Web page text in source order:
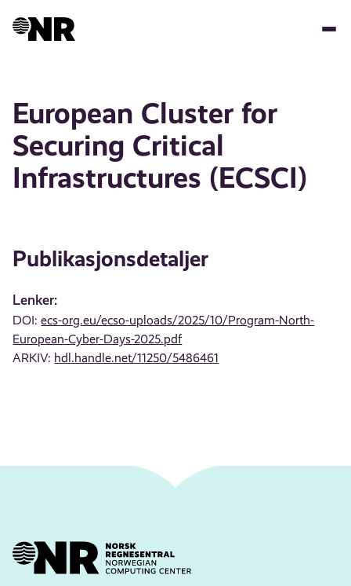
European Cluster for
Securing Critical
Infrastructures (ECSCI)
Publikasjonsdetaljer
Lenker:
DOI:ecs-org.eu/ecso-uploads/2025/10/Program-North-
European-Cyber-Days-2025.pdf
ARKIV: hdl.handle.net/11250/5486461